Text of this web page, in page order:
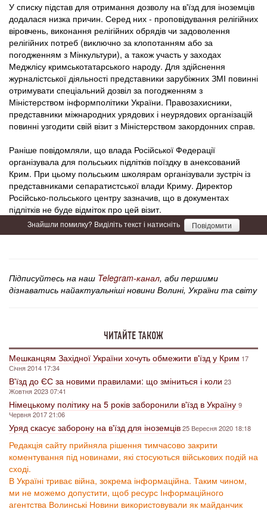
У списку підстав для отримання дозволу на в'їзд для іноземців
додалася низка причин. Серед них - проповідування релігійних
віровчень, виконання релігійних обрядів чи задоволення
релігійних потреб (виключно за клопотанням або за
погодженням з Мінкультури), а також участь у заходах
Меджлісу кримськотатарського народу. Для здійснення
журналістської діяльності представники зарубіжних ЗМІ повинні
отримувати спеціальний дозвіл за погодженням з
Міністерством інформполітики України. Правозахисники,
представники міжнародних урядових і неурядових організацій
повинні узгодити свій візит з Міністерством закордонних справ.
Раніше повідомляли, що влада Російської Федерації
організувала для польських підлітків поїздку в анексований
Крим. При цьому польським школярам організували зустріч із
представниками сепаратистської влади Криму. Директор
Російсько-польського центру зазначив, що в документах
підлітків не буде відміток про цей візит.
Знайшли помилку? Виділіть текст і натисніть Повідомити
Підписуйтесь на наш Telegram-канал, аби першими
дізнаватись найактуальніші новини Волині, України та світу
ЧИТАЙТЕ ТАКОЖ
Мешканцям Західної України хочуть обмежити в'їзд у Крим 17
Січня 2014 17:34
В'їзд до ЄС за новими правилами: що зміниться і коли 23
Жовтня 2023 07:41
Німецькому політику на 5 років заборонили в'їзд в Україну 9
Червня 2017 21:06
Уряд скасує заборону на в'їзд для іноземців25 Вересня 2020 18:18
Редакція сайту прийняла рішення тимчасово закрити
коментування під новинами, які стосуються військових подій на
сході.
В Україні триває війна, зокрема інформаційна. Таким чином,
ми не можемо допустити, щоб ресурс Інформаційного
агентства Волинські Новини використовували як майданчик